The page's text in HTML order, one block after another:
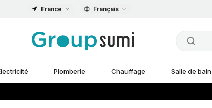
France Français
Plomberie Chauffage Salle de bain